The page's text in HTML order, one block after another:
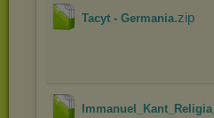
Tacyt - Germania.zip